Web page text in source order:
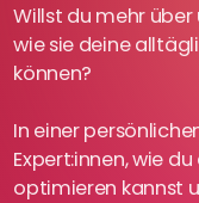
Willst du mehr über
wie sie deine
können?
In einer
Expert:innen, wie
optimieren kannst